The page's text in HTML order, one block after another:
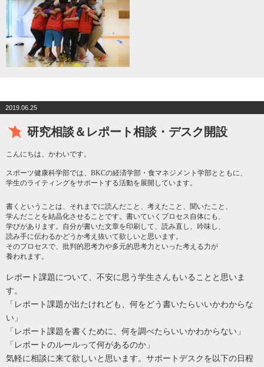
2019.06.25
研究相談＆レポート相談・デスク開設
こんにちは、かわいです。
スポーツ健康科学部では、BKCの経済学部・食マネジメント学部とともに、
学生のライティングをサポートする活動を展開しています。
書くということは、それまでに読んだこと、考えたこと、聞いたこと、
学んだことを結晶化させることです。書いていくプロセス自体にも、
学びがあります。自分が書いた文章を印刷して、読み直し、吟味し、
読み手に伝わるかどうか考え抜いて欲しいと思います。
そのプロセスで、批判的思考力や多元的思考力といった考える力が
養われます。
レポート課題について、不安に思う学生さんもいることと思いま
す。
「レポート課題が出たけれども、何をどう書いたらいいかわからな
い」
「レポート課題を書くために、何を調べたらいいかわからない」
「レポートのルールって何があるのか」
気軽に相談に来て欲しいと思います。 サポートデスクを以下の日程